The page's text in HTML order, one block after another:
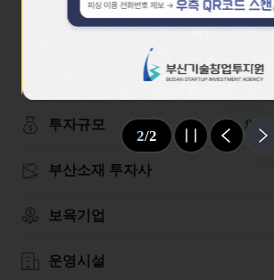
2/2
슬라이드 멈
이전
데이터로 보는BSIA
부산시 조성펀드
투자규모 816
부산소재 투자사
보육기업
운영시설